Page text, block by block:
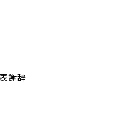
謝辞